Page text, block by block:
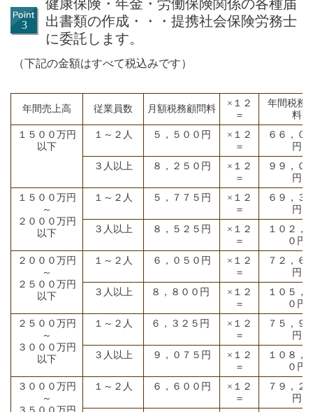
健康保険・年金・労働保険関係の各種届
出書類の作成・・・提携社会保険労務士
に委託します。
（下記の金額はすべて税込みです）
年間売上高 従業員数 月額税務顧問料
×１２
＝
年間税務
料
１５００万円
以下
１～２人 ５，５００円
×１２
＝
６６，０
円
３人以上
８，２５０円
×１２
＝
９９，０
円
１５００万円
～
２０００万円
以下
１～２人 ５，７７５円
×１２
＝
６９，３
円
３人以上
８，５２５円
×１２
＝
１０２，
０円
２０００万円
～
２５００万円
以下
１～２人 ６，０５０円
×１２
＝
７２，６
円
３人以上
８，８００円
×１２
＝
１０５，
０円
２５００万円
～
３０００万円
以下
１～２人 ６，３２５円
×１２
＝
７５，９
円
３人以上
９，０７５円
×１２
＝
１０８，
０円
３０００万円
～
１～２人 ６，６００円
×１２
＝
７９，２
円